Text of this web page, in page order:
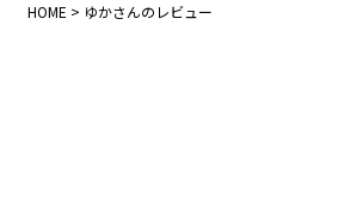
HOME ゆかさんのレビュー